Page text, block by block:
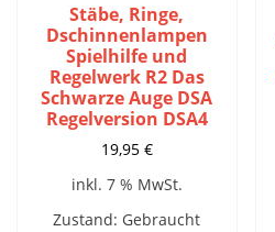
Stäbe, Ringe,
Dschinnenlampen
Spielhilfe und
Regelwerk R2 Das
Schwarze Auge DSA
Regelversion DSA4
19,95 €
inkl. 7 % MwSt.
Zustand: Gebraucht